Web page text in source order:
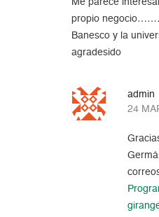
Me parece
propio
Banesco y la
agradesido
admin
24